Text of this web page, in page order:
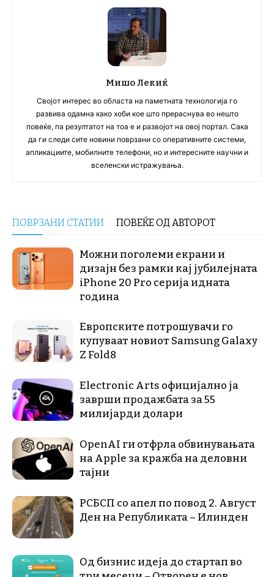
Мишо Лекиќ
Својот интерес во областа на паметната технологија го
развива одамна како хоби кое што прераснува во нешто
повеќе, па резултатот на тоа е и развојот на овој портал. Сака
да ги следи сите новини поврзани со оперативните системи,
апликациите, мобилните телефони, но и интересните научни и
вселенски истражувања.
ПОВРЗАНИ СТАТИИ ПОВЕЌЕ ОД АВТОРОТ
Можни поголеми екрани и
дизајн без рамки кај јубилејната
iPhone 20 Pro серија идната
година
Европските потрошувачи го
купуваат новиот Samsung Galaxy
Z Fold8
Electronic Arts официјално ја
заврши продажбата за 55
милијарди долари
OpenAI ги отфрла обвинувањата
на Apple за кражба на деловни
тајни
РСБСП со апел по повод 2. Август
Ден на Републиката – Илинден
Од бизнис идеја до стартап во